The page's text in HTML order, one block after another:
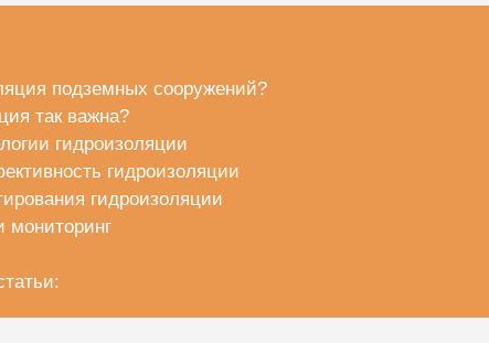
подземных сооружений?
так важна?
гидроизоляции
гидроизоляции
гидроизоляции
мониторинг